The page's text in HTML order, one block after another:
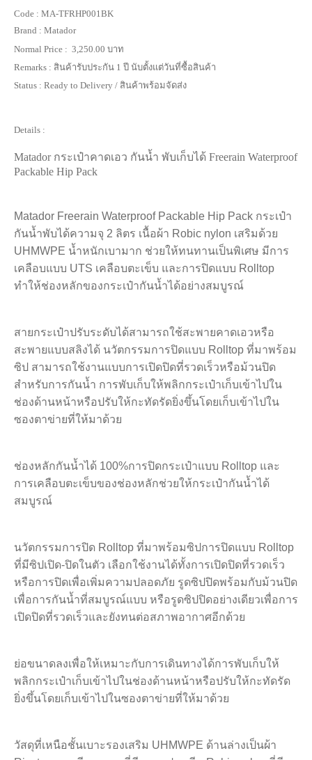
Code : MA-TFRHP001BK
Brand : Matador
Normal Price : 3,250.00 บาท
Remarks : สินค้ารับประกัน 1 ปี นับตั้งแต่วันที่ซื้อสินค้า
Status : Ready to Delivery / สินค้าพร้อมจัดส่ง
Details :
Matador กระเป๋าคาดเอว กันน้ำ พับเก็บได้ Freerain Waterproof
Packable Hip Pack
Matador Freerain Waterproof Packable Hip Pack กระเป๋า
กันน้ำพับได้ความจุ 2 ลิตร เนื้อผ้า Robic nylon เสริมด้วย
UHMWPE น้ำหนักเบามาก ช่วยให้ทนทานเป็นพิเศษ มีการ
เคลือบแบบ UTS เคลือบตะเข็บ และการปิดแบบ Rolltop
ทำให้ช่องหลักของกระเป๋ากันน้ำได้อย่างสมบูรณ์
สายกระเป๋าปรับระดับได้สามารถใช้สะพายคาดเอวหรือ
สะพายแบบสลิงได้ นวัตกรรมการปิดแบบ Rolltop ที่มาพร้อม
ซิป สามารถใช้งานแบบการเปิดปิดที่รวดเร็วหรือม้วนปิด
สำหรับการกันน้ำ การพับเก็บให้พลิกกระเป๋าเก็บเข้าไปใน
ช่องด้านหน้าหรือปรับให้กะทัดรัดยิ่งขึ้นโดยเก็บเข้าไปใน
ซองตาข่ายที่ให้มาด้วย
ช่องหลักกันน้ำได้ 100%การปิดกระเป๋าแบบ Rolltop และ
การเคลือบตะเข็บของช่องหลักช่วยให้กระเป๋ากันน้ำได้
สมบูรณ์
นวัตกรรมการปิด Rolltop ที่มาพร้อมซิปการปิดแบบ Rolltop
ที่มีซิปเปิด-ปิดในตัว เลือกใช้งานได้ทั้งการเปิดปิดที่รวดเร็ว
หรือการปิดเพื่อเพิ่มความปลอดภัย รูดซิปปิดพร้อมกับม้วนปิด
เพื่อการกันน้ำที่สมบูรณ์แบบ หรือรูดซิปปิดอย่างเดียวเพื่อการ
เปิดปิดที่รวดเร็วและยังทนต่อสภาพอากาศอีกด้วย
ย่อขนาดลงเพื่อให้เหมาะกับการเดินทางได้การพับเก็บให้
พลิกกระเป๋าเก็บเข้าไปในช่องด้านหน้าหรือปรับให้กะทัดรัด
ยิ่งขึ้นโดยเก็บเข้าไปในซองตาข่ายที่ให้มาด้วย
วัสดุที่เหนือชั้นเบาะรองเสริม UHMWPE ด้านล่างเป็นผ้า